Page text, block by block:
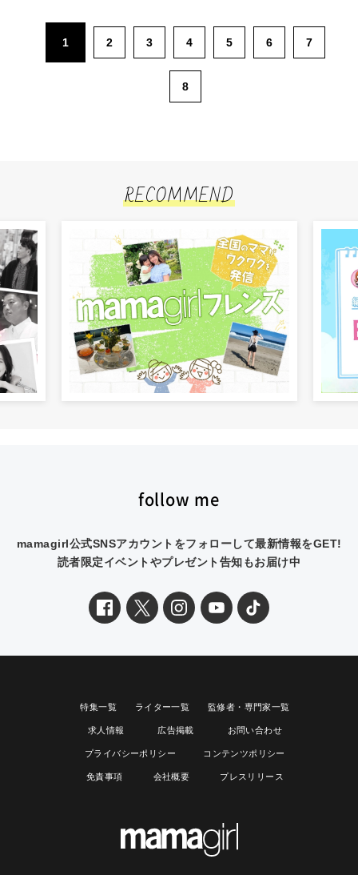
1 2 3 4 5 6 7
8
RECOMMEND
follow me
mamagirl公式SNSアカウントをフォローして最新情報をGET!
読者限定イベントやプレゼント告知もお届け中
特集一覧 ライター一覧 監修者・専門家一覧
求人情報 広告掲載 お問い合わせ
プライバシーポリシー コンテンツポリシー
免責事項 会社概要 プレスリリース